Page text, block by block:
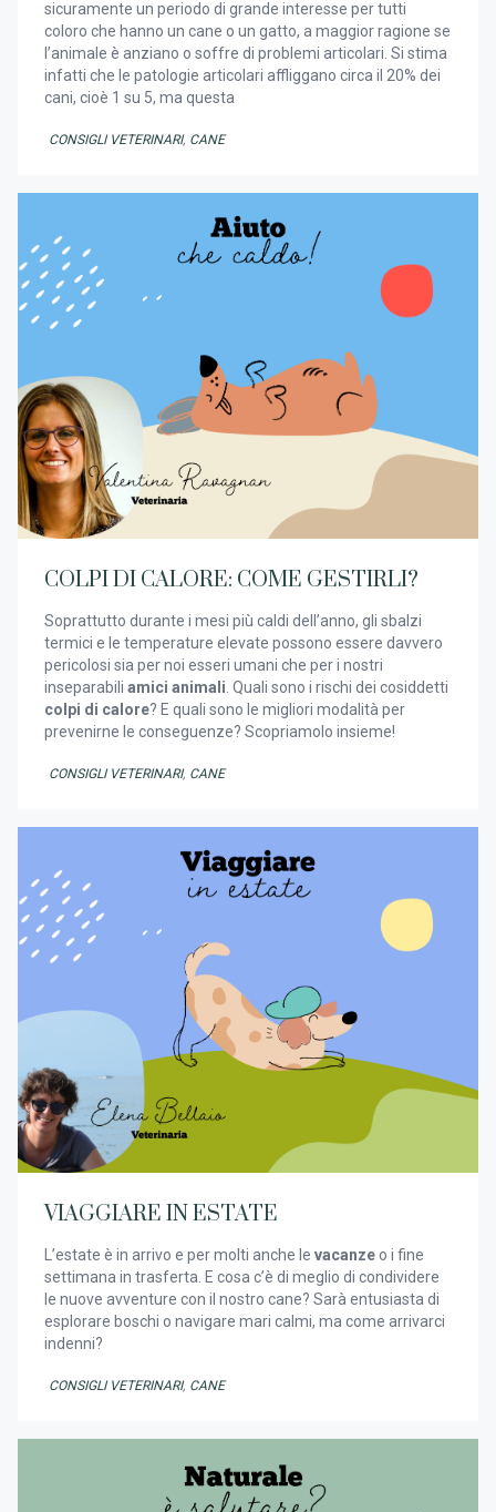
sicuramente un periodo di grande interesse per tutti
coloro che hanno un cane o un gatto, a maggior ragione se
l’animale è anziano o soffre di problemi articolari. Si stima
infatti che le patologie articolari affliggano circa il 20% dei
cani, cioè 1 su 5, ma questa
CONSIGLI VETERINARI, CANE
COLPI DI CALORE: COME GESTIRLI?
Soprattutto durante i mesi più caldi dell’anno, gli sbalzi
termici e le temperature elevate possono essere davvero
pericolosi sia per noi esseri umani che per i nostri
inseparabili amici animali. Quali sono i rischi dei cosiddetti
colpi di calore? E quali sono le migliori modalità per
prevenirne le conseguenze? Scopriamolo insieme!
CONSIGLI VETERINARI, CANE
VIAGGIARE IN ESTATE
L’estate è in arrivo e per molti anche le vacanze o i fine
settimana in trasferta. E cosa c’è di meglio di condividere
le nuove avventure con il nostro cane? Sarà entusiasta di
esplorare boschi o navigare mari calmi, ma come arrivarci
indenni?
CONSIGLI VETERINARI, CANE